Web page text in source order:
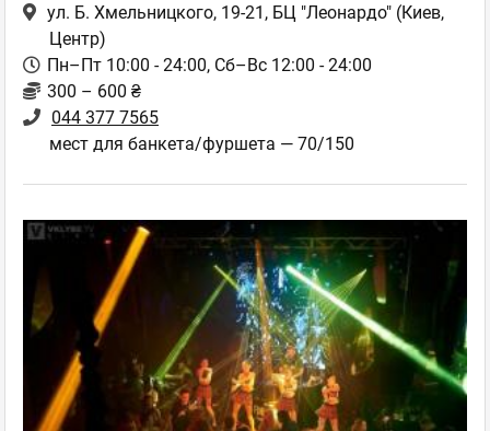
ул. Б. Хмельницкого, 19-21, БЦ "Леонардо" (Киев,
Центр)
Пн–Пт 10:00 - 24:00, Сб–Вс 12:00 - 24:00
300 – 600 ₴
044 377 7565
мест для банкета/фуршета — 70/150